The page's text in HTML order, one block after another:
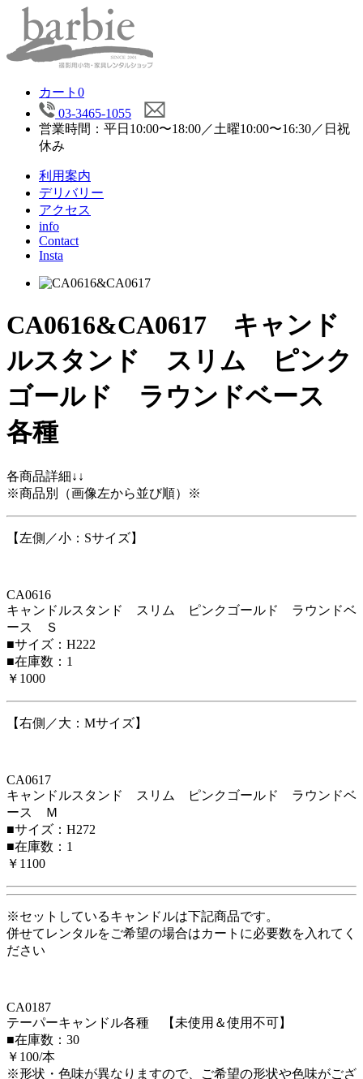
カート 0
03-3465-1055
営業時間：平日10:00〜18:00／土曜10:00〜16:30／日祝
休み
利用案内
デリバリー
アクセス
info
Contact
Insta
CA0616&CA0617 キャンド
ルスタンド スリム ピンク
ゴールド ラウンドベース
各種
各商品詳細↓↓
※商品別（画像左から並び順）※
【左側／小：Sサイズ】
CA0616
キャンドルスタンド スリム ピンクゴールド ラウンドベ
ース Ｓ
■サイズ：H222
■在庫数：1
￥1000
【右側／大：Mサイズ】
CA0617
キャンドルスタンド スリム ピンクゴールド ラウンドベ
ース Ｍ
■サイズ：H272
■在庫数：1
￥1100
※セットしているキャンドルは下記商品です。
併せてレンタルをご希望の場合はカートに必要数を入れてく
ださい
CA0187
テーパーキャンドル各種 【未使用＆使用不可】
■在庫数：30
￥100/本
※形状・色味が異なりますので、ご希望の形状や色味がござ